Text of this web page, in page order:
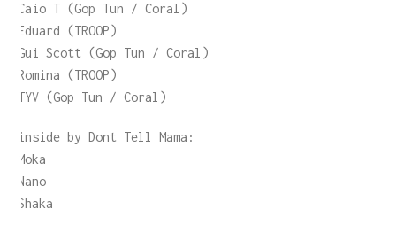
Caio T (Gop Tun / Coral)
Eduard (TROOP)
Gui Scott (Gop Tun / Coral)
Romina (TROOP)
TYV (Gop Tun / Coral)
inside by Dont Tell Mama:
Moka
Nano
Shaka